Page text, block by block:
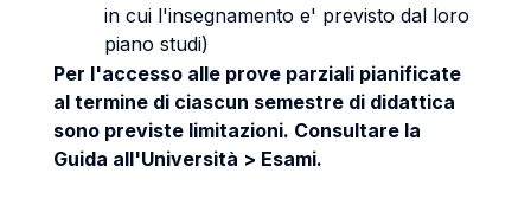
in cui l'insegnamento e' previsto dal loro
piano studi)
Per l'accesso alle prove parziali pianificate
al termine di ciascun semestre di didattica
sono previste limitazioni. Consultare la
Guida all'Università > Esami.